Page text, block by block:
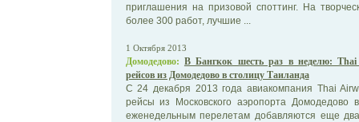
приглашения на призовой споттинг. На
более 300 работ, лучшие ...
1 Октября 2013
Домодедово: В Бангкок шесть раз в неделю: Thai
рейсов из Домодедово в столицу Таиланда
C 24 декабря 2013 года авиакомпания Thai
рейсы из Московского аэропорта Домодедово
еженедельным перелетам добавляются еще